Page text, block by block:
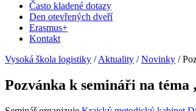
Často kladené dotazy
Den otevřených dveří
Erasmus+
Kontakt
Vysoká škola logistiky /Aktuality /Novinky /
Pozvánka k semináři na